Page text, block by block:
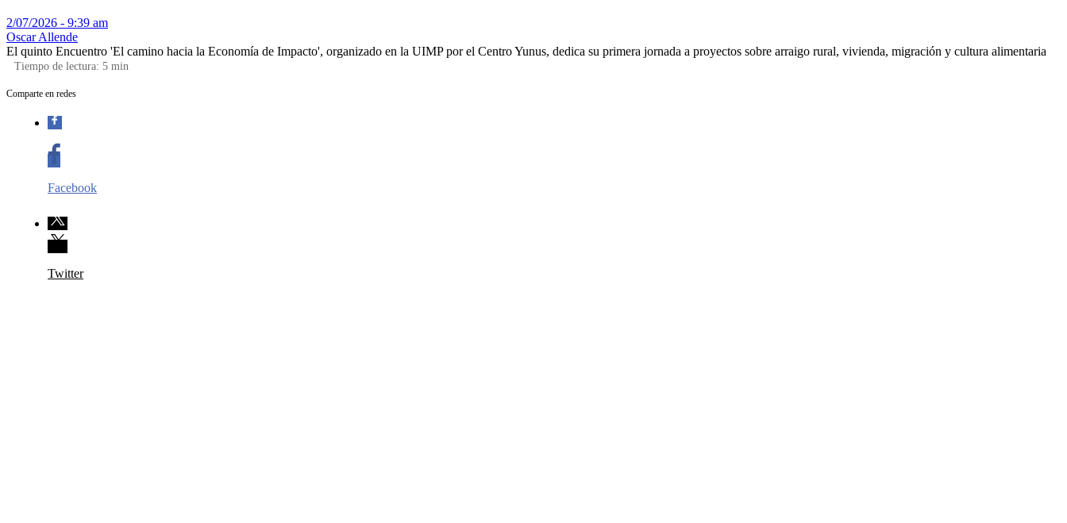
2/07/2026 - 9:39 am
Oscar Allende
El quinto Encuentro 'El camino hacia la Economía de Impacto', organizado en la UIMP por el Centro Yunus, dedica su primera jornada a proyectos sobre arraigo rural, vivienda, migración y cultura alimentaria
Tiempo de lectura: 5 min
Comparte en redes
Facebook
Twitter